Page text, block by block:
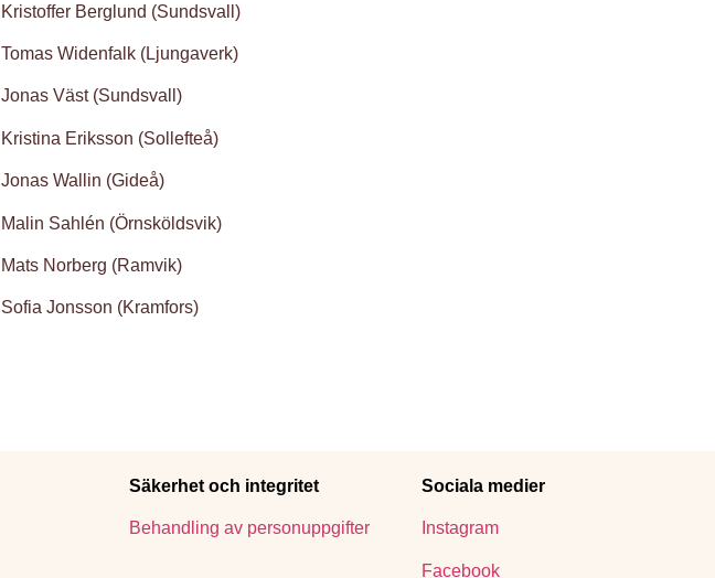
Kristoffer Berglund (Sundsvall)
Tomas Widenfalk (Ljungaverk)
Jonas Väst (Sundsvall)
Kristina Eriksson (Sollefteå)
Jonas Wallin (Gideå)
Malin Sahlén (Örnsköldsvik)
Mats Norberg (Ramvik)
Sofia Jonsson (Kramfors)
Säkerhet och integritet
Behandling av personuppgifter
Sociala medier
Instagram
Facebook